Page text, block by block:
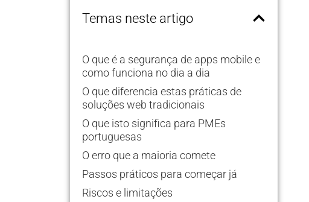
Temas neste artigo
O que é a segurança de apps mobile e
como funciona no dia a dia
O que diferencia estas práticas de
soluções web tradicionais
O que isto significa para PMEs
portuguesas
O erro que a maioria comete
Passos práticos para começar já
Riscos e limitações